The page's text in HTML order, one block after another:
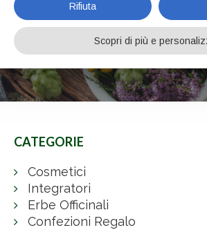
IRIS
CATEGORIE
Cosmetici
Integratori
Erbe Officinali
Confezioni Regalo
Rifiuta
Scopri di più e